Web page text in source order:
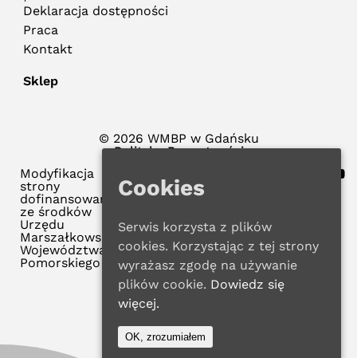
Deklaracja dostępności
Praca
Kontakt
Sklep
© 2026 WMBP w Gdańsku
Polityka Prywatności
Modyfikacja
strony
dofinansowana
ze środków
Urzędu
Marszałkowskiego
Województwa
Pomorskiego
Cookies
Serwis korzysta z plików
cookies. Korzystając z tej strony
wyrażasz zgodę na używanie
plików cookie. Dowiedz się
więcej.
OK, zrozumiałem